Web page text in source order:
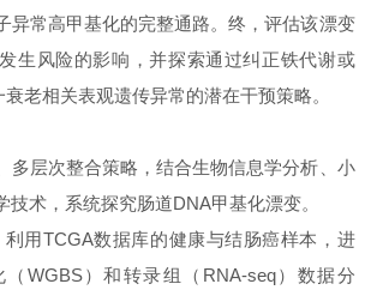
异常高甲基化的完整通路。终，评估该漂变
生风险的影响，并探索通过纠正铁代谢或
老相关表观遗传异常的潜在干预策略。
多层次整合策略，结合生物信息学分析、小
技术，系统探究肠道DNA甲基化漂变。
利用TCGA数据库的健康与结肠癌样本，进
（ WGBS）和转录组（ RNA-seq）数据分